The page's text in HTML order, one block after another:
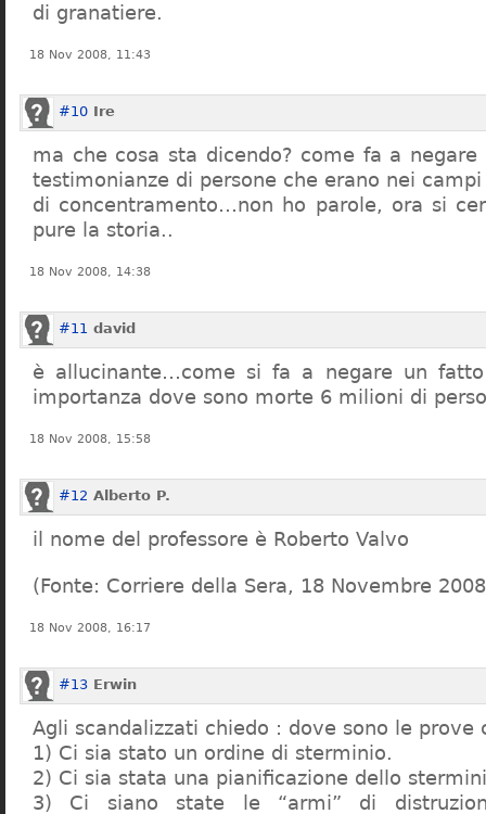
di granatiere.
18 Nov 2008, 11:43
#10 Ire
ma che cosa sta dicendo? come fa a
testimonianze di persone che erano nei campi
di concentramento…non ho parole, ora si
pure la storia..
18 Nov 2008, 14:38
#11 david
è allucinante…come si fa a negare un
importanza dove sono morte 6 milioni di
18 Nov 2008, 15:58
#12 Alberto P.
il nome del professore è Roberto Valvo
(Fonte: Corriere della Sera, 18 Novembre
18 Nov 2008, 16:17
#13 Erwin
Agli scandalizzati chiedo : dove sono le prove
1) Ci sia stato un ordine di sterminio.
2) Ci sia stata una pianificazione dello
3) Ci siano state le “armi” di